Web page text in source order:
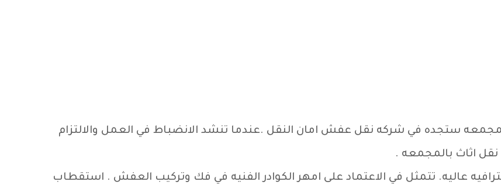
ستجده في شركه نقل عفش امان النقل .عندما تنشد الانضباط في العمل والالتزام
اثاث بالمجمعه .
عاليه. تتمثل في الاعتماد على امهر الكوادر الفنيه في فك وتركيب العفش . استقطاب